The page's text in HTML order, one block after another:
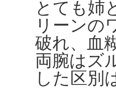
とても姉
リーンの
破れ、血
両腕はズ
した区別